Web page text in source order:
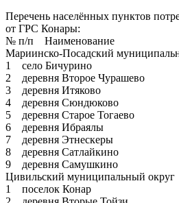
Перечень населённых пунктов
от ГРС Конары:
№ п/п Наименование
Мариинско-Посадский
1 село Бичурино
2 деревня Второе Чурашево
3 деревня Итяково
4 деревня Сюндюково
5 деревня Старое Тогаево
6 деревня Ибраялы
7 деревня Этнескеры
8 деревня Сатлайкино
9 деревня Самушкино
Цивильский муниципальный округ
1 поселок Конар